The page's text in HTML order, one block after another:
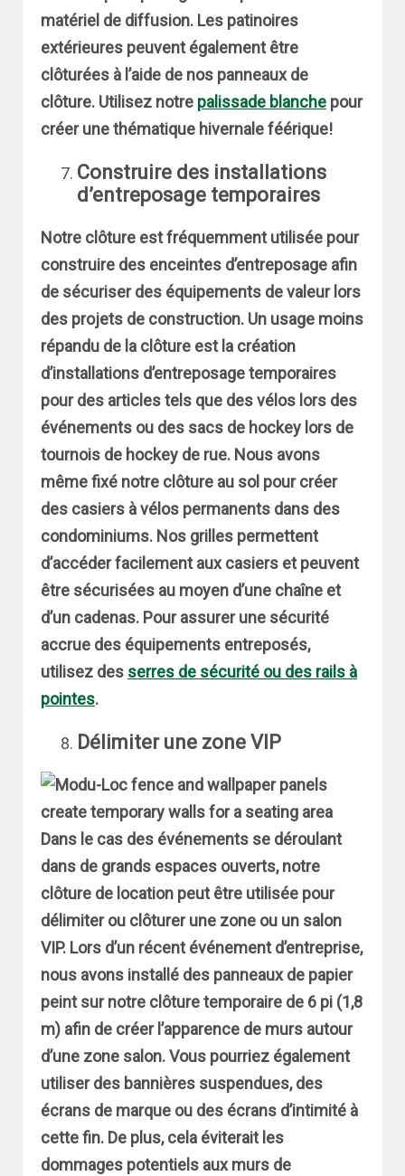
matériel de diffusion. Les patinoires
extérieures peuvent également être
clôturées à l’aide de nos panneaux de
clôture. Utilisez notre palissade blanchepour
créer une thématique hivernale féérique!
Construire des installations
d’entreposage temporaires
Notre clôture est fréquemment utilisée pour
construire des enceintes d’entreposage afin
de sécuriser des équipements de valeur lors
des projets de construction. Un usage moins
répandu de la clôture est la création
d’installations d’entreposage temporaires
pour des articles tels que des vélos lors des
événements ou des sacs de hockey lors de
tournois de hockey de rue. Nous avons
même fixé notre clôture au sol pour créer
des casiers à vélos permanents dans des
condominiums. Nos grilles permettent
d’accéder facilement aux casiers et peuvent
être sécurisées au moyen d’une chaîne et
d’un cadenas. Pour assurer une sécurité
accrue des équipements entreposés,
utilisez des serres de sécurité ou des rails à
pointes.
Délimiter une zone VIP
Dans le cas des événements se déroulant
dans de grands espaces ouverts, notre
clôture de location peut être utilisée pour
délimiter ou clôturer une zone ou un salon
VIP. Lors d’un récent événement d’entreprise,
nous avons installé des panneaux de papier
peint sur notre clôture temporaire de 6 pi (1,8
m) afin de créer l’apparence de murs autour
d’une zone salon. Vous pourriez également
utiliser des bannières suspendues, des
écrans de marque ou des écrans d’intimité à
cette fin. De plus, cela éviterait les
dommages potentiels aux murs de